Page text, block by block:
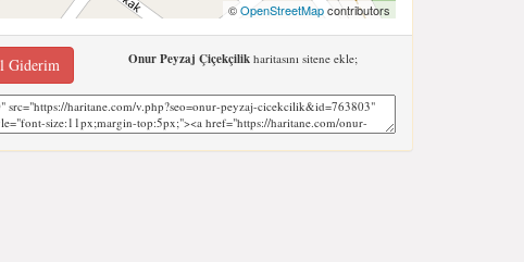
©OpenStreetMapcontributors
Giderim Onur Peyzaj Çiçekçilikharitasını sitene ekle;